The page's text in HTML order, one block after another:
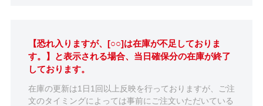
【恐れ入りますが、[○○]は在庫が不足しておりま
す。】と表示される場合、当日確保分の在庫が終了
しております。
在庫の更新は1日1回以上反映を行っておりますが、ご注
文のタイミングによっては事前にご注文いただいている